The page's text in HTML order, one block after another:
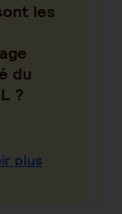
les
du
?
plus